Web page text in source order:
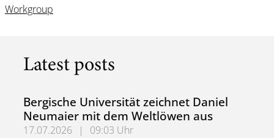
Workgroup
Latest posts
Bergische Universität zeichnet Daniel
Neumaier mit dem Weltlöwen aus
17.07.2026 |
09:03 Uhr